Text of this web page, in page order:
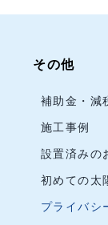
その他
補助金・減
施工事例
設置済みの
初めての太
プライバシ